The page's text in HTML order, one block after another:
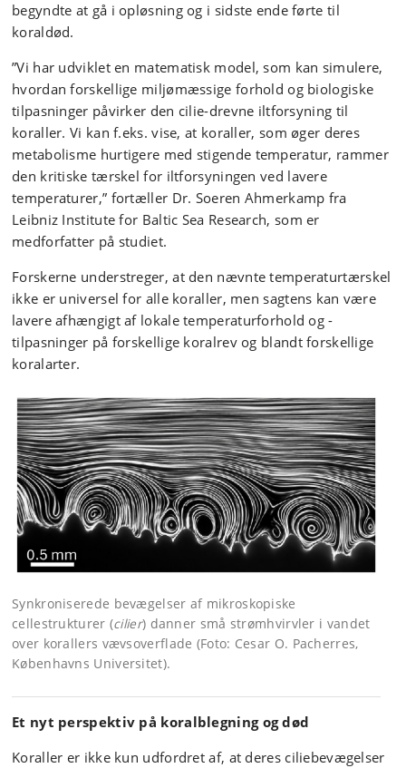
begyndte at gå i opløsning og i sidste ende førte til
koraldød.
”Vi har udviklet en matematisk model, som kan simulere,
hvordan forskellige miljømæssige forhold og biologiske
tilpasninger påvirker den cilie-drevne iltforsyning til
koraller. Vi kan f.eks. vise, at koraller, som øger deres
metabolisme hurtigere med stigende temperatur, rammer
den kritiske tærskel for iltforsyningen ved lavere
temperaturer,” fortæller Dr. Soeren Ahmerkamp fra
Leibniz Institute for Baltic Sea Research, som er
medforfatter på studiet.
Forskerne understreger, at den nævnte temperaturtærskel
ikke er universel for alle koraller, men sagtens kan være
lavere afhængigt af lokale temperaturforhold og -
tilpasninger på forskellige koralrev og blandt forskellige
koralarter.
Synkroniserede bevægelser af mikroskopiske
cellestrukturer (cilier) danner små strømhvirvler i vandet
over korallers vævsoverflade (Foto: Cesar O. Pacherres,
Københavns Universitet).
Et nyt perspektiv på koralblegning og død
Koraller er ikke kun udfordret af, at deres ciliebevægelser